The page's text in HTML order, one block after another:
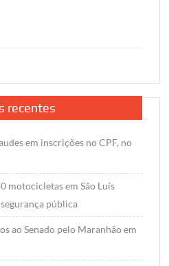
recentes
em inscrições no CPF, no
motocicletas em São Luís
pública
ao Senado pelo Maranhão em